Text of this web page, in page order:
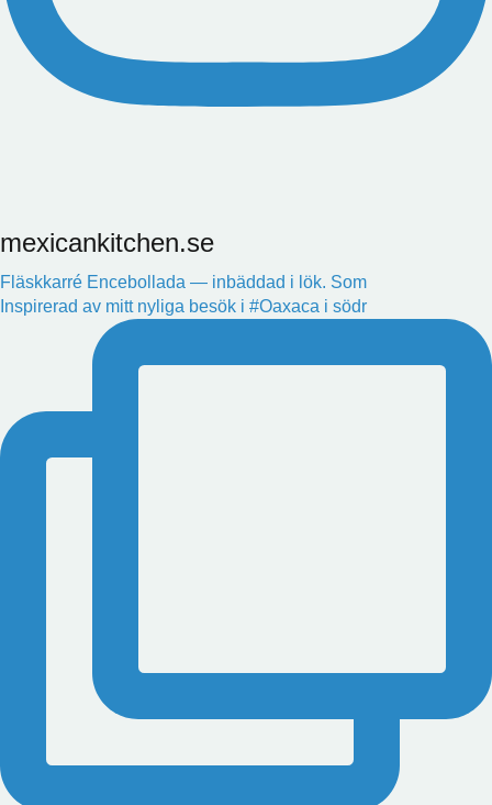
mexicankitchen.se
Fläskkarré Encebollada — inbäddad i lök. Som
Inspirerad av mitt nyliga besök i #Oaxaca i södr